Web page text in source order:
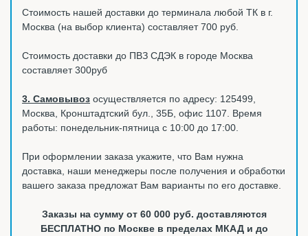
Стоимость нашей доставки до терминала любой ТК в г.
Москва (на выбор клиента) составляет 700 руб.
Стоимость доставки до ПВЗ СДЭК в городе Москва
составляет 300руб
3. Самовывоз осуществляется по адресу: 125499,
Москва, Кронштадтский бул., 35Б, офис 1107. Время
работы: понедельник-пятница с 10:00 до 17:00.
При оформлении заказа укажите, что Вам нужна
доставка, наши менеджеры после получения и обработки
вашего заказа предложат Вам варианты по его доставке.
Заказы на сумму от 60 000 руб. доставляются
БЕСПЛАТНО по Москве в пределах МКАД и до